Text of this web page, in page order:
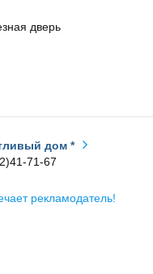
дверь
дом *
71-67
рекламодатель!